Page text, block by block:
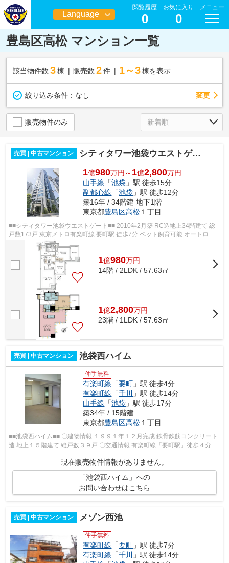
Language
日本語
閲覧履歴
0
お気に入り
0
メニュー
豊島区高松 マンション一覧
該当物件数 3棟 販売数 2 件 1～3 棟を表示
絞り込み条件： なし 変更
販売物件のみ
売買 | 中古マンション シティタワー池袋ウエストゲート
1億980万円～ 1億2,800万円
山手線 「池袋 」駅 徒歩15分
副都心線 「池袋 」駅 徒歩12分
築16年 / 34階建 地下1階
東京都豊島区高松１丁目
■■シティタワー池袋ウエストゲート■■ 2010年2月築 RC造地上34階建て 総
戸数173戸 東京メトロ有楽町線 要町駅 徒歩7分 ペット飼育可能 オートロッ
ク・防犯カメラ完備 コンシェルジュ...
1億980万円
14階 / 2LDK / 57.63㎡
1億2,800万円
23階 / 1LDK / 57.63㎡
売買 | 中古マンション 池袋西ハイム
仲手無料
有楽町線 「要町 」駅 徒歩4分
有楽町線 「千川
」駅 徒歩14分
山手線 「池袋 」駅 徒歩17分
築34年 / 15階建
東京都豊島区高松 １丁目
■■池袋西ハイム■■ 〇建物情報 １９９１年１２月完成 鉄骨鉄筋コンクリート
造 地上１５階建て 総戸数３９戸 〇交通情報 有楽町線「要町駅」徒歩４分 有
現在販売物件情報がありません。
「池袋西ハイム」への
お問い合わせはこちら
売買 | 中古マンション メゾン西池
仲手無料
有楽町線 「要町 」駅 徒歩7分
有楽町線 「千川
」駅 徒歩14分